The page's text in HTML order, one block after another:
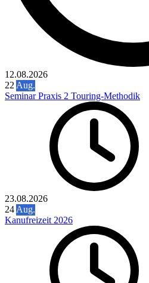
12.08.2026
22 Aug.
Seminar Praxis 2 Touring-Methodik
23.08.2026
24 Aug.
Kanufreizeit 2026